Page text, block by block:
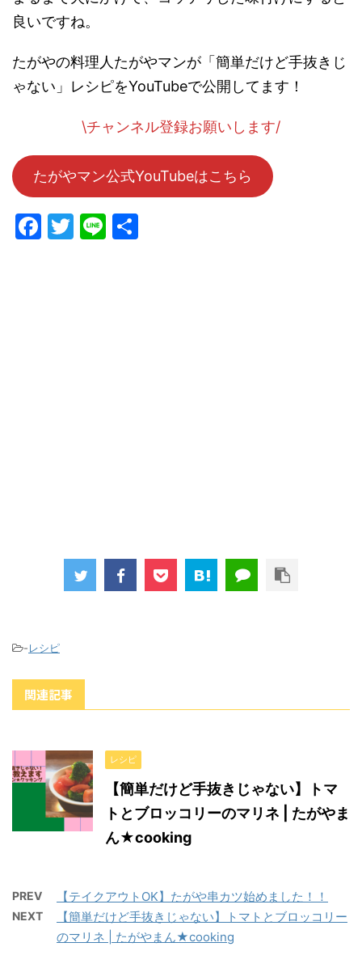
良いですね。
たがやの料理人たがやマンが「簡単だけど手抜きじ
ゃない」レシピをYouTubeで公開してます！
\チャンネル登録お願いします/
たがやマン公式YouTubeはこちら
F
T
Li
-レシピ
関連記事
レシピ
【簡単だけど手抜きじゃない】トマ
トとブロッコリーのマリネ | たがやま
ん★cooking
PREV 【テイクアウトOK】たがや串カツ始めました！！
NEXT
【簡単だけど手抜きじゃない】トマトとブロッコリー
のマリネ | たがやまん★cooking